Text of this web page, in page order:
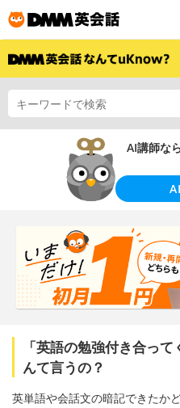
AI講師な
「英語の勉強付き合っ
んて言うの？
英単語や会話文の暗記できたか